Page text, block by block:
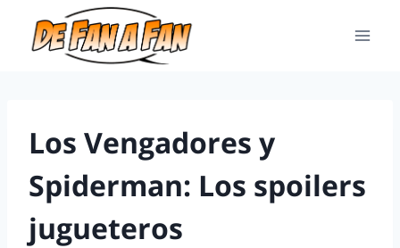
Los Vengadores y
Spiderman: Los spoilers
jugueteros